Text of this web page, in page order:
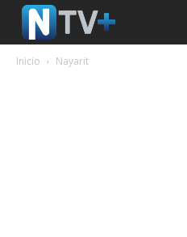
Inicio Nayarit